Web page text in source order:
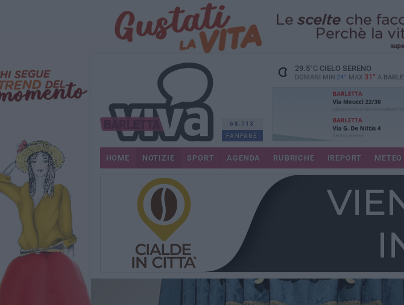
68.713
FANPAGE
29.5°CCIELO SERENO
DOMANI MIN 24° MAX 31° A
HOME NOTIZIE SPORT AGENDA RUBRICHE IREPORT METEO